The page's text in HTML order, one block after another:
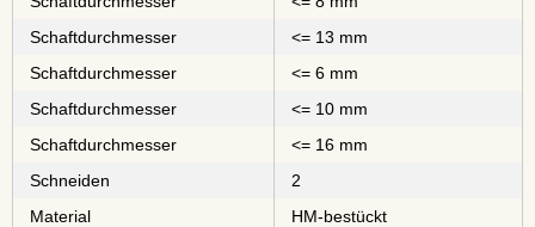
Schaftdurchmesser
<= 13 mm
Schaftdurchmesser
<= 6 mm
Schaftdurchmesser
<= 10 mm
Schaftdurchmesser
<= 16 mm
Schneiden
2
Material
⁠⁠⁠⁠⁠⁠⁠⁠HM-bestückt